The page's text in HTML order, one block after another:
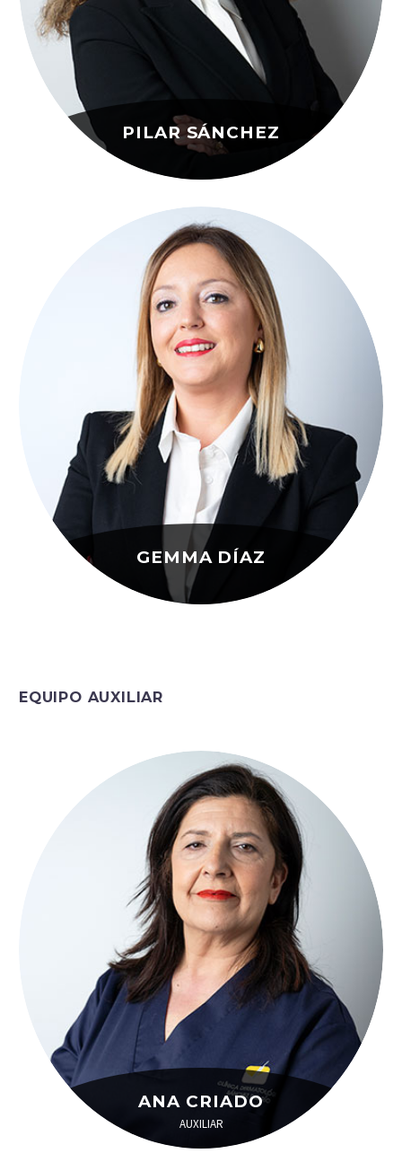
PILAR SÁNCHEZ
GEMMA DÍAZ
EQUIPO AUXILIAR
ANA CRIADO
AUXILIAR